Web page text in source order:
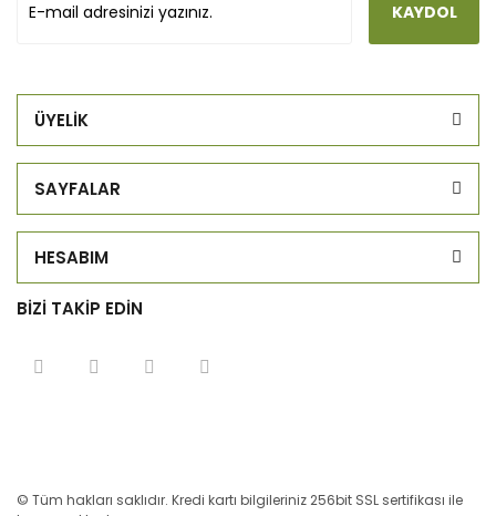
KAYDOL
ÜYELİK
SAYFALAR
HESABIM
BİZİ TAKİP EDİN
© Tüm hakları saklıdır. Kredi kartı bilgileriniz 256bit SSL sertifikası ile